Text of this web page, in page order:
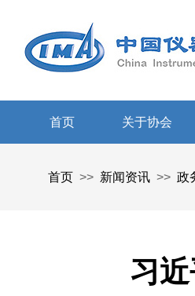
首页 关于协会
首页 >> 新闻资讯 >> 政
习